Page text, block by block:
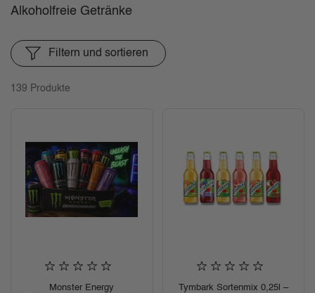
Alkoholfreie Getränke
139 Produkte
Filtern und sortieren
Monster Energy
Tymbark Sortenmix 0,25l –